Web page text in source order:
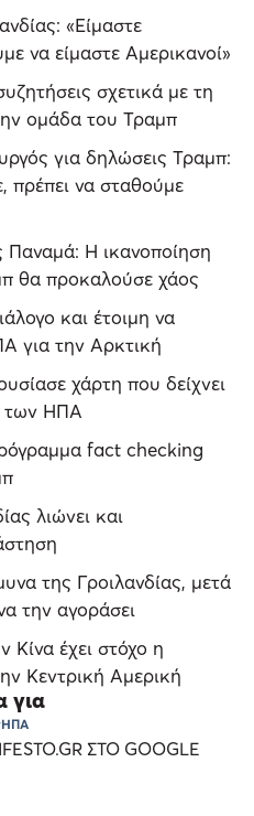
«Είμαστε
να είμαστε Αμερικανοί»
σχετικά με τη
ομάδα του Τραμπ
για δηλώσεις Τραμπ:
πρέπει να σταθούμε
Παναμά: Η ικανοποίηση
θα προκαλούσε χάος
και έτοιμη να
για την Αρκτική
χάρτη που δείχνει
των ΗΠΑ
fact checking
λιώνει και
της Γροιλανδίας, μετά
την αγοράσει
Κίνα έχει στόχο η
Κεντρική Αμερική
για
ΣΤΟ GOOGLE